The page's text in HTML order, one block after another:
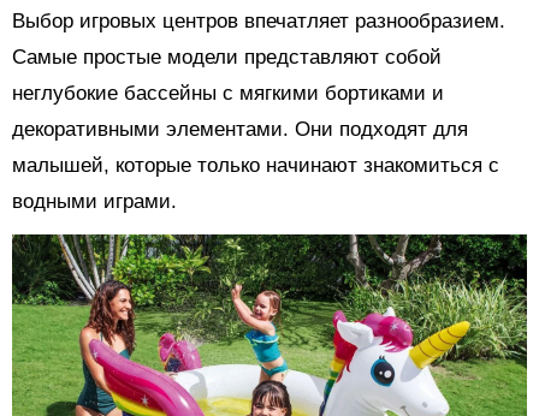
Выбор игровых центров впечатляет разнообразием.
Самые простые модели представляют собой
неглубокие бассейны с мягкими бортиками и
декоративными элементами. Они подходят для
малышей, которые только начинают знакомиться с
водными играми.